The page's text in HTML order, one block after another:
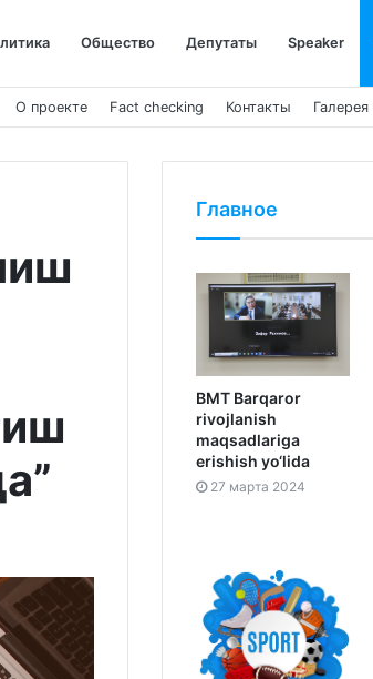
Общество Депутаты Speaker
О проекте Fact checking Контакты Галерея
Главное
BMT Barqaror
rivojlanish
maqsadlariga
erishish yo‘lida
27 марта 2024